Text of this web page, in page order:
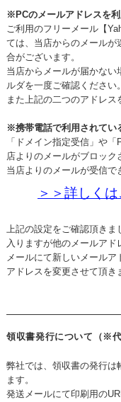
※PCのメールアドレスを
ご利用のフリーメール【
ては、当店からのメールが
合がございます。
当店からメールが届かない
ルダを一度ご確認ください。
また上記の二つのアドレス
※携帯電話で利用されてい
「ドメイン指定受信」や
店よりのメールがブロック
当店よりのメールが受信で
＞＞詳しく
上記の設定をご確認頂きま
入りますが他のメールアド
メールにて新しいメール
アドレスを変更させて頂き
領収書発行について（※
弊社では、領収書の発行は
ます。
発送メールにて印刷用の